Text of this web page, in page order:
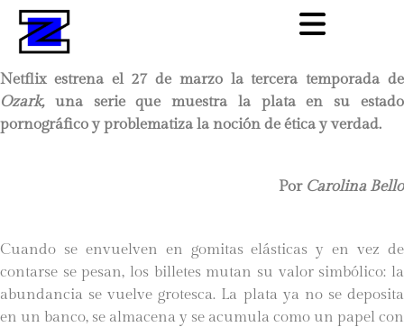
Netflix estrena el 27 de marzo la tercera temporada de
Ozark, una serie que muestra la plata en su estado
pornográfico y problematiza la noción de ética y verdad.
PorCarolina Bello
Cuando se envuelven en gomitas elásticas y en vez de
contarse se pesan, los billetes mutan su valor simbólico: la
abundancia se vuelve grotesca. La plata ya no se deposita
en un banco, se almacena y se acumula como un papel con